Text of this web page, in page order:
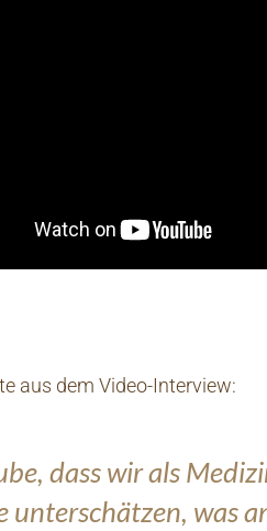
aus dem Video-Interview:
dass wir als
unterschätzen, was